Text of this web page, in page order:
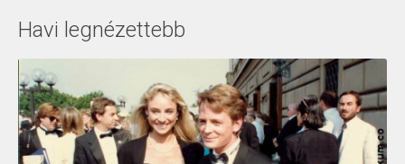
Havi legnézettebb